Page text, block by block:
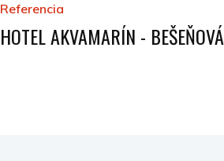
Referencia
HOTEL AKVAMARÍN - BEŠEŇOVÁ